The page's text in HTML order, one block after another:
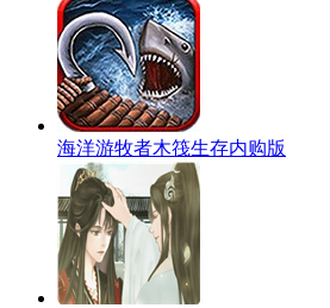
海洋游牧者木筏生存内购版